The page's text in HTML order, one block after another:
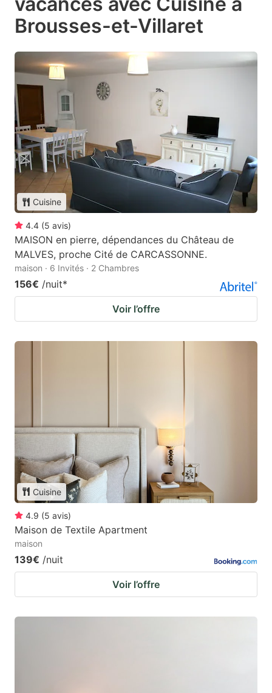
Brousses-et-Villaret
Cuisine
4.4 (5 avis)
MAISON en pierre, dépendances du Château de
MALVES, proche Cité de CARCASSONNE.
maison · 6 Invités · 2 Chambres
156€ /nuit*
Voir l’offre
Cuisine
4.9 (5 avis)
Maison de Textile Apartment
maison
139€ /nuit
Voir l’offre